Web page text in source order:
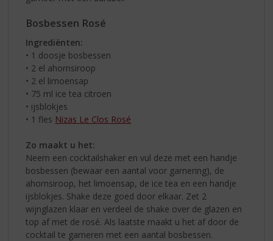
Bosbessen Rosé
Ingrediënten:
• 1 doosje bosbessen
• 2 el ahornsiroop
• 2 el limoensap
• 75 ml ice tea citroen
• ijsblokjes
• 1 fles Nizas Le Clos Rosé
Zo maakt u het:
Neem een cocktailshaker en vul deze met een handje
bosbessen (bewaar een aantal voor garnering), de
ahornsiroop, het limoensap, de ice tea en een handje
ijsblokjes. Shake deze goed door elkaar. Zet 2
wijnglazen klaar en verdeel de shake over de glazen en
top af met de rosé. Als laatste maakt u het af door de
cocktail te garneren met een aantal bosbessen.